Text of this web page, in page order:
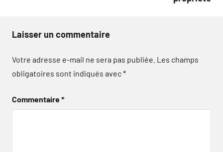
Laisser un commentaire
Votre adresse e-mail ne sera pas publiée. Les champs
obligatoires sont indiqués avec*
Commentaire*